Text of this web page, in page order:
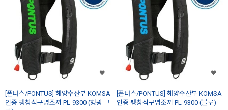
[폰터스/PONTUS] 해양수산부 KOMSA
인증 팽창식구명조끼 PL-9300 (형광 그
[폰터스/PONTUS] 해양수산부 KOMSA
인증 팽창식구명조끼 PL-9300 (블루)